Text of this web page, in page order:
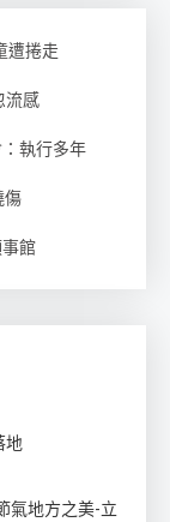
遭捲走
流感
執行多年
傷
館
地
氣地方之美-立